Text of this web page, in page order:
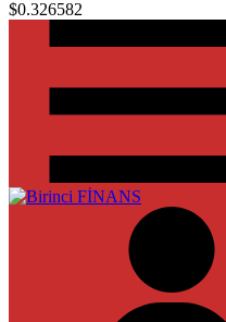
$0.326582